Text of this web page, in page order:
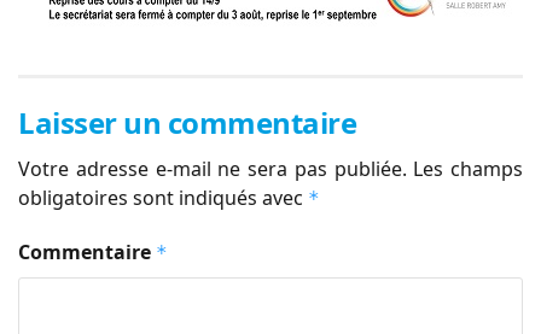
Laisser un commentaire
Votre adresse e-mail ne sera pas publiée. Les champs
obligatoires sont indiqués avec *
Commentaire *